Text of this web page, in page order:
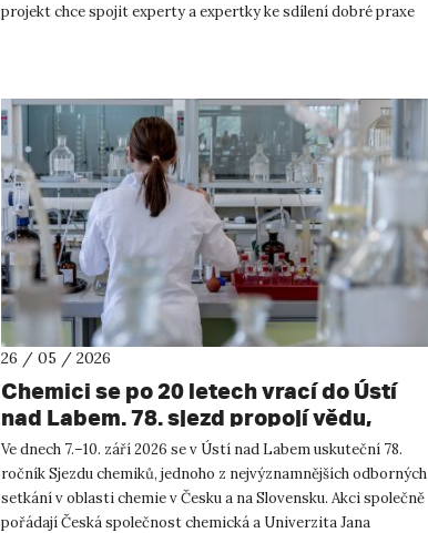
projekt chce spojit experty a expertky ke sdílení dobré praxe
26 / 05 / 2026
Chemici se po 20 letech vrací do Ústí
nad Labem. 78. sjezd propojí vědu,
vzdělávání i průmysl.
Ve dnech 7.–10. září 2026 se v Ústí nad Labem uskuteční 78.
ročník Sjezdu chemiků, jednoho z nejvýznamnějších odborných
setkání v oblasti chemie v Česku a na Slovensku. Akci společně
pořádají Česká společnost chemická a Univerzita Jana